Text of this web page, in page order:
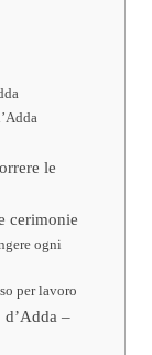
le
cerimonie
ogni
per lavoro
–